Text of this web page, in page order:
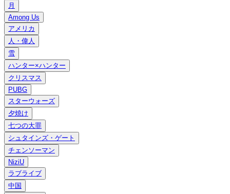
月
Among Us
アメリカ
人・偉人
雪
ハンター×ハンター
クリスマス
PUBG
スターウォーズ
夕焼け
七つの大罪
シュタインズ・ゲート
チェンソーマン
NiziU
ラブライブ
中国